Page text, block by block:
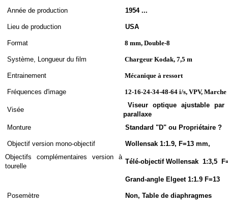
Année de production 1954 ...
Lieu de production USA
Format 8 mm, Double-8
Système, Longueur du film Chargeur Kodak, 7,5 m
Entrainement Mécanique à ressort
Fréquences d'image 12-16-24-34-48-64 i/s, VPV,
Visée
Viseur optique ajustable
parallaxe
Monture
Standard "D" ou Propriétaire ?
Objectif version mono-objectif Wollensak 1:1.9, F=13 mm,
Objectifs complémentaires version à
tourelle
Télé-objectif Wollensak 1:3,5
Grand-angle Elgeet 1:1.9 F=13
Posemètre Non, Table de diaphragmes